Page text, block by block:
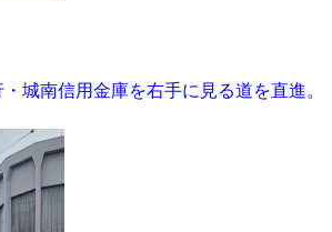
城南信用金庫を右手に見る道を直進。